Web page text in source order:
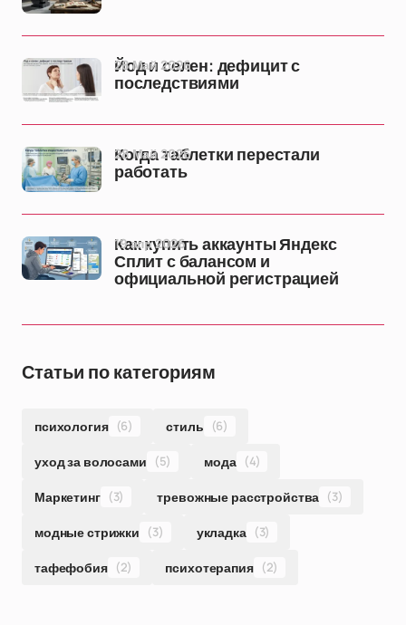
Йод и селен: дефицит с
последствиями
28 Май 2026
Когда таблетки перестали
работать
28 Май 2026
Как купить аккаунты Яндекс
Сплит с балансом и
официальной регистрацией
19 апр 2026
Статьи по категориям
психология (6) стиль (6)
уход за волосами (5) мода (4)
Маркетинг (3) тревожные расстройства (3)
модные стрижки (3) укладка (3)
тафефобия (2) психотерапия (2)